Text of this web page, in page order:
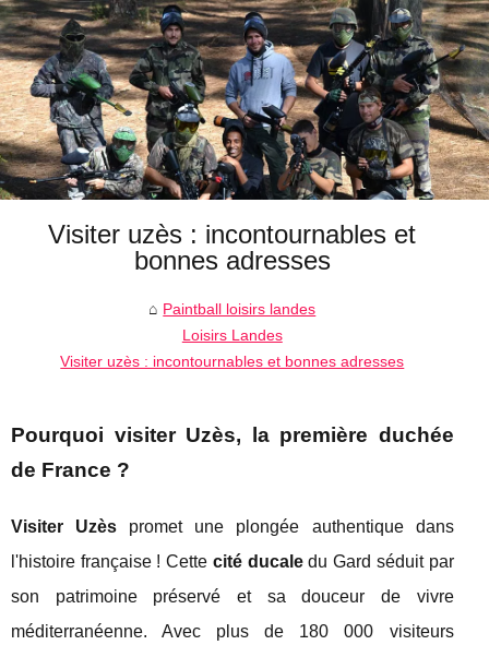
Visiter uzès : incontournables et
bonnes adresses
Paintball loisirs landes
Loisirs Landes
Visiter uzès : incontournables et bonnes adresses
Pourquoi visiter Uzès, la première duchée
de France ?
Visiter Uzès promet une plongée authentique dans
l'histoire française ! Cette cité ducaledu Gard séduit par
son patrimoine préservé et sa douceur de vivre
méditerranéenne. Avec plus de 180 000 visiteurs